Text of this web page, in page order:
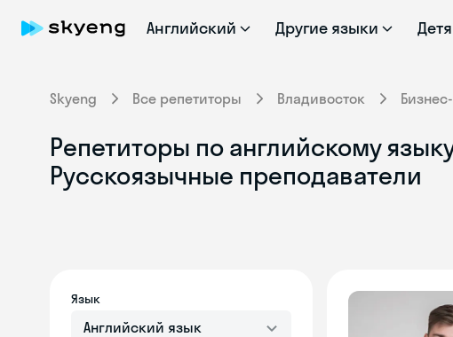
Английский Другие языки
Skyeng Все репетиторы Владивосток
Репетиторы по английскому
Русскоязычные преподаватели
Язык
Английский язык